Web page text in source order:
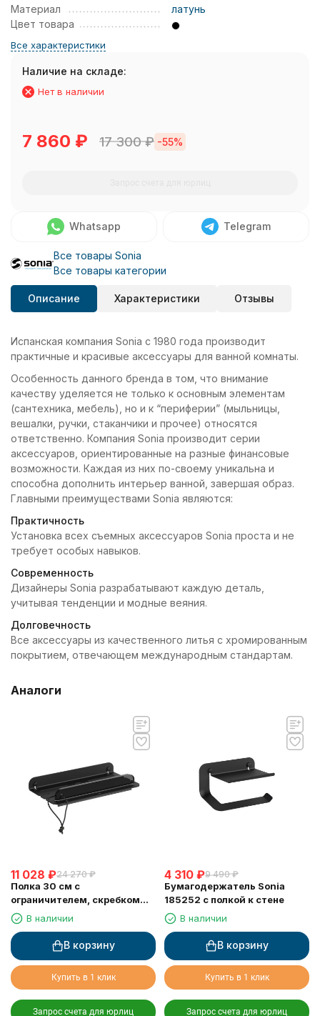
Материал
латунь
Цвет товара
Все характеристики
Наличие на складе:
Нет в наличии
7 860 ₽ 17 300₽ -55%
Whatsapp Telegram
Все товары Sonia
Все товары категории
Описание Характеристики Отзывы
Испанская компания Sonia с 1980 года производит
практичные и красивые аксессуары для ванной комнаты.
Особенность данного бренда в том, что внимание
качеству уделяется не только к основным элементам
(сантехника, мебель), но и к “периферии” (мыльницы,
вешалки, ручки, стаканчики и прочее) относятся
ответственно. Компания Sonia производит серии
аксессуаров, ориентированные на разные финансовые
возможности. Каждая из них по-своему уникальна и
способна дополнить интерьер ванной, завершая образ.
Главными преимуществами Sonia являются:
Практичность
Установка всех съемных аксессуаров Sonia проста и не
требует особых навыков.
Современность
Дизайнеры Sonia разрабатывают каждую деталь,
учитывая тенденции и модные веяния.
Долговечность
Все аксессуары из качественного литья с хромированным
покрытием, отвечающем международным стандартам.
Аналоги
11 028 ₽24 270 ₽
Полка 30 см с
ограничителем, скребком
черный матовый Sonia
185306
В наличии
В корзину
Купить в 1 клик
Запрос счета для юрлиц
4 310 ₽9 490 ₽
Бумагодержатель Sonia
185252 с полкой к стене
В наличии
В корзину
Купить в 1 клик
Запрос счета для юрлиц